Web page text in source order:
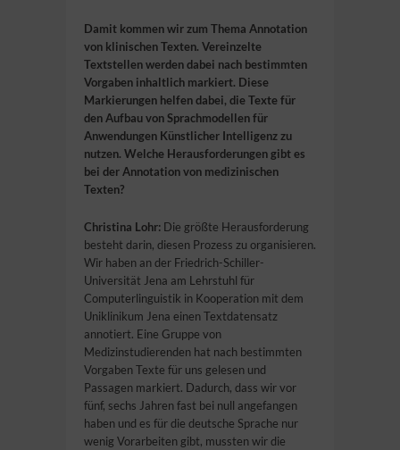
Damit kommen wir zum Thema Annotation
von klinischen Texten. Vereinzelte
Textstellen werden dabei nach bestimmten
Vorgaben inhaltlich markiert. Diese
Markierungen helfen dabei, die Texte für
den Aufbau von Sprachmodellen für
Anwendungen Künstlicher Intelligenz zu
nutzen. Welche Herausforderungen gibt es
bei der Annotation von medizinischen
Texten?
Christina Lohr: Die größte Herausforderung
besteht darin, diesen Prozess zu organisieren.
Wir haben an der Friedrich-Schiller-
Universität Jena am Lehrstuhl für
Computerlinguistik in Kooperation mit dem
Uniklinikum Jena einen Textdatensatz
annotiert. Eine Gruppe von
Medizinstudierenden hat nach bestimmten
Vorgaben Texte für uns gelesen und
Passagen markiert. Dadurch, dass wir vor
fünf, sechs Jahren fast bei null angefangen
haben und es für die deutsche Sprache nur
wenig Vorarbeiten gibt, mussten wir die